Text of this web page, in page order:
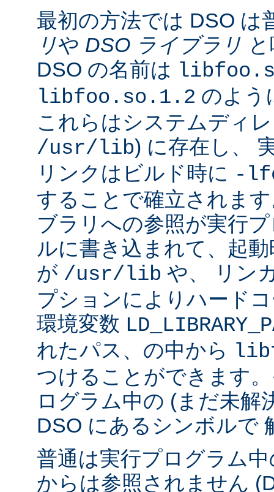
最初の方法では DSO は
リや DSO ライブラリ
DSO の名前は
libfoo.so.1.2 のよう
これらはシステムディ
/usr/lib) に存在し、
リンクはビルド時に -
することで確立されま
ブラリへの参照が実行
ルに書き込まれて、起
が /usr/lib や、 リン
プションによりハード
環境変数
れたパス、の中から
つけることができます
ログラム中の (まだ未解
DSO にあるシンボルで
普通は実行プログラム
からは参照されません